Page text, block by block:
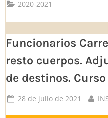
2020-2021
Funcionarios
resto cuerpos.
de destinos.
Posted
28 de julio de 2021 By